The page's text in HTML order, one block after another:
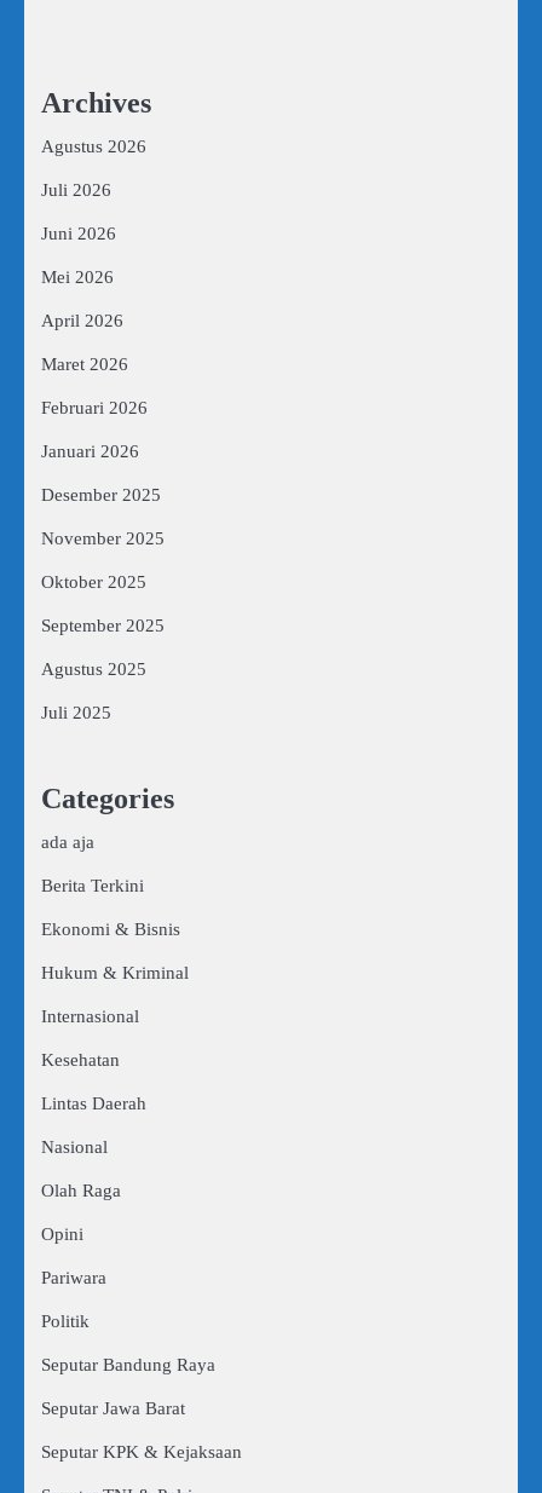
Archives
Agustus 2026
Juli 2026
Juni 2026
Mei 2026
April 2026
Maret 2026
Februari 2026
Januari 2026
Desember 2025
November 2025
Oktober 2025
September 2025
Agustus 2025
Juli 2025
Categories
ada aja
Berita Terkini
Ekonomi & Bisnis
Hukum & Kriminal
Internasional
Kesehatan
Lintas Daerah
Nasional
Olah Raga
Opini
Pariwara
Politik
Seputar Bandung Raya
Seputar Jawa Barat
Seputar KPK & Kejaksaan